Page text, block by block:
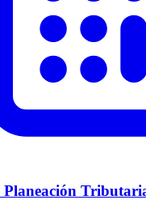
Planeación